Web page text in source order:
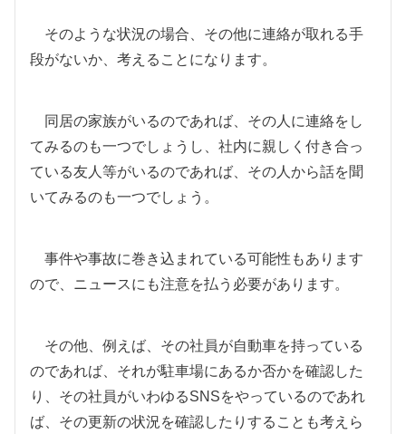
そのような状況の場合、その他に連絡が取れる手
段がないか、考えることになります。
同居の家族がいるのであれば、その人に連絡をし
てみるのも一つでしょうし、社内に親しく付き合っ
ている友人等がいるのであれば、その人から話を聞
いてみるのも一つでしょう。
事件や事故に巻き込まれている可能性もあります
ので、ニュースにも注意を払う必要があります。
その他、例えば、その社員が自動車を持っている
のであれば、それが駐車場にあるか否かを確認した
り、その社員がいわゆるSNSをやっているのであれ
ば、その更新の状況を確認したりすることも考えら